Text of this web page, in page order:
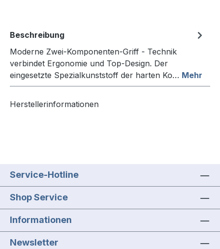
Beschreibung
Moderne Zwei-Komponenten-Griff - Technik
verbindet Ergonomie und Top-Design. Der
eingesetzte Spezialkunststoff der harten Ko… Mehr
Herstellerinformationen
Service-Hotline
Shop Service
Informationen
Newsletter